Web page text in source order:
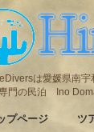
は愛媛県南
門の民泊 Ino
プページ ツ